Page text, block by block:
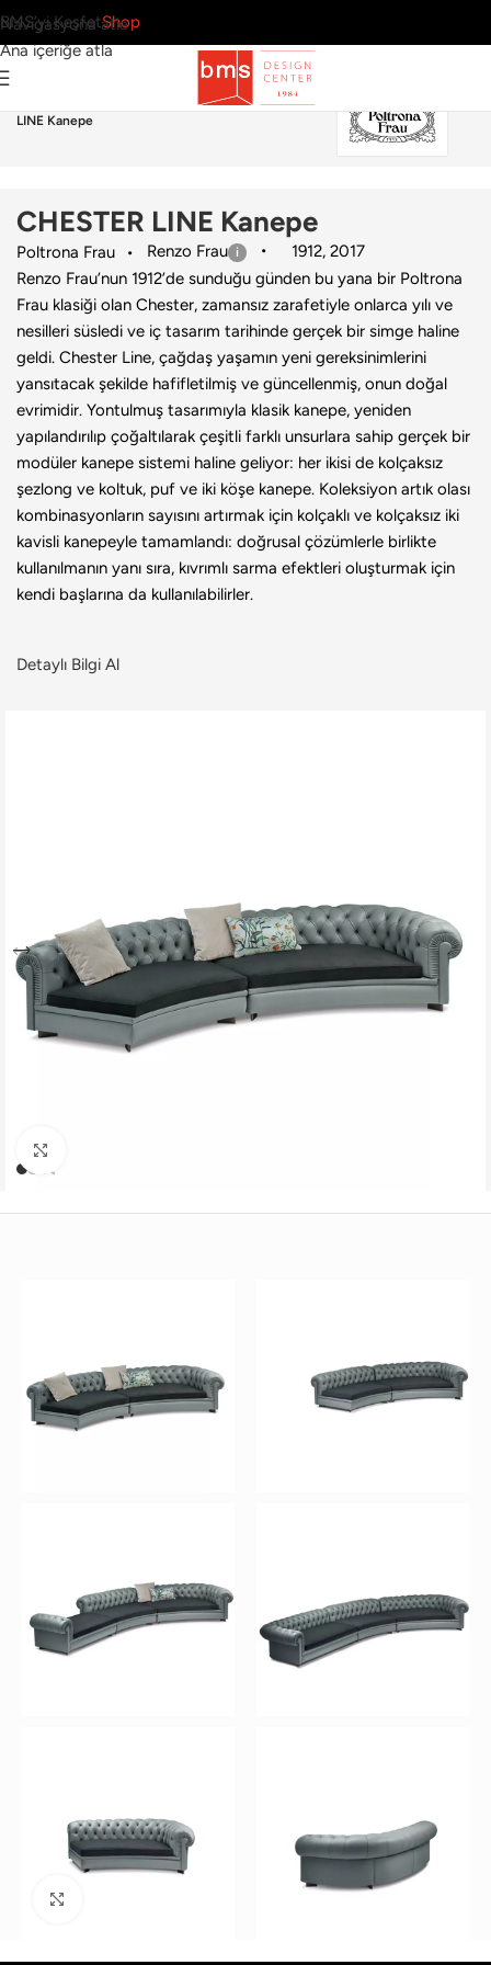
Navigasyona atla
Ana içeriğe atla
BMS’yi KeşfetShop
Poltrona Frau›
CHESTER
LINE Kanepe
CHESTER LINE Kanepe
Poltrona Frau Renzo Frau 1912,2017
Renzo Frau’nun 1912’de sunduğu günden bu yana bir Poltrona
Frau klasiği olan Chester, zamansız zarafetiyle onlarca yılı ve
nesilleri süsledi ve iç tasarım tarihinde gerçek bir simge haline
geldi. Chester Line, çağdaş yaşamın yeni gereksinimlerini
yansıtacak şekilde hafifletilmiş ve güncellenmiş, onun doğal
evrimidir. Yontulmuş tasarımıyla klasik kanepe, yeniden
yapılandırılıp çoğaltılarak çeşitli farklı unsurlara sahip gerçek bir
modüler kanepe sistemi haline geliyor: her ikisi de kolçaksız
şezlong ve koltuk, puf ve iki köşe kanepe. Koleksiyon artık olası
kombinasyonların sayısını artırmak için kolçaklı ve kolçaksız iki
kavisli kanepeyle tamamlandı: doğrusal çözümlerle birlikte
kullanılmanın yanı sıra, kıvrımlı sarma efektleri oluşturmak için
kendi başlarına da kullanılabilirler.
Detaylı Bilgi Al